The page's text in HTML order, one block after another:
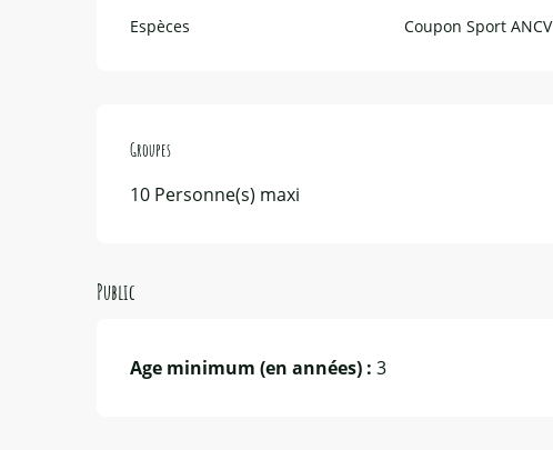
Espèces Coupon Sport ANCV
Groupes
Groupes
10 Personne(s) maxi
Public
Age minimum (en années) : 3